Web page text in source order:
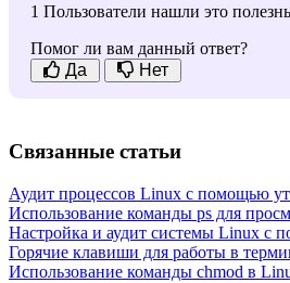
1 Пользователи нашли это
Помог ли вам данный ответ?
Да
Нет
Связанные статьи
Аудит процессов Linux с помощью
Использование команды ps для
Настройка и аудит системы Linux с
Горячие клавиши для работы в
Использование команды chmod в